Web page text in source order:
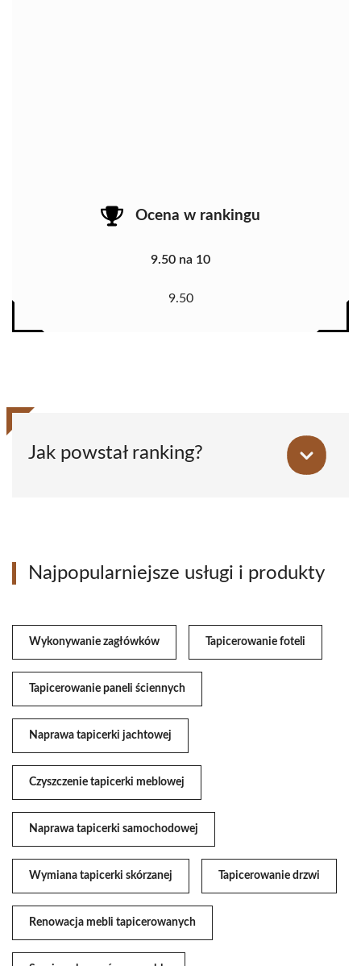
Ocena w rankingu
9.50 na 10
9.50
Jak powstał ranking?
Najpopularniejsze usługi i produkty
Wykonywanie zagłówków Tapicerowanie foteli
Tapicerowanie paneli ściennych
Naprawa tapicerki jachtowej
Czyszczenie tapicerki meblowej
Naprawa tapicerki samochodowej
Wymiana tapicerki skórzanej Tapicerowanie drzwi
Renowacja mebli tapicerowanych